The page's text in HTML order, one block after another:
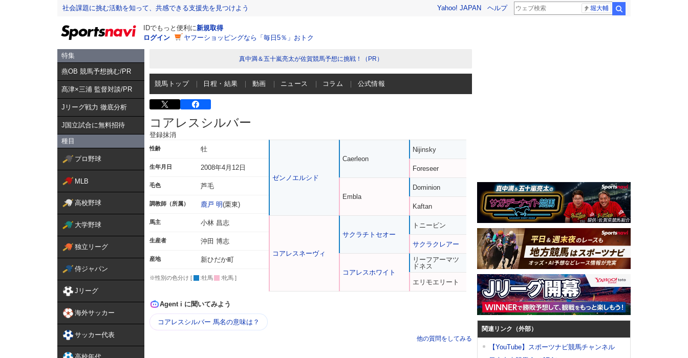
社会課題に挑む活動を知って、共感できる支援先を見つけよう Yahoo! JAPAN ヘルプ 堀大輔
IDでもっと便利に新規取得
ログイン
ヤフーショッピングなら「毎日5％」おトク
特集
燕OB 競馬予想挑む/PR
髙津×三浦 監督対談/PR
Jリーグ戦力 徹底分析
J国立試合に無料招待
種目
プロ野球
MLB
高校野球
大学野球
独立リーグ
侍ジャパン
Jリーグ
海外サッカー
サッカー代表
真中満＆五十嵐亮太が佐賀競馬予想に挑戦！（PR）
競馬トップ 日程・結果 動画 ニュース コラム 公式情報
コアレスシルバー
登録抹消
性齢 牡
生年月日 2008年4月12日
毛色 芦毛
調教師（所属） 鹿戸 明(栗東)
馬主 小林 昌志
生産者 沖田 博志
産地 新ひだか町
※性別の色分け [ :牡馬 :牝馬 ]
ゼンノエルシド
コアレスネーヴィ
Caerleon
Embla
サクラチトセオー
コアレスホワイト
Nijinsky
Foreseer
Dominion
Kaftan
トニービン
サクラクレアー
リーフアーマツ
ドネス
エリモエリート
Agent i に聞いてみよう
コアレスシルバー 馬名の意味は？
他の質問をしてみる
関連リンク（外部）
【YouTube】スポーツナビ競馬チャンネル